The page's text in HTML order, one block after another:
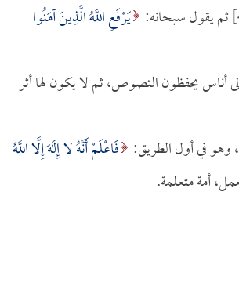
يَرْفَعِ اللَّهُ الَّذِينَ آمَنُوا
أناس يحفظون النصوص، ثم لا يكون لها أثر
وهو في أول الطريق: فَاعْلَمْ أَنَّهُ لا إِلَهَ إِلَّا اللَّهُ
أمة متعلمة.